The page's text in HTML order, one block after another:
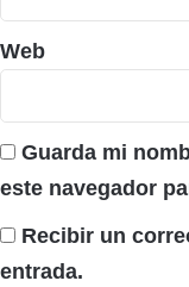
Web
Guarda mi
este navegador
Recibir un
entrada.